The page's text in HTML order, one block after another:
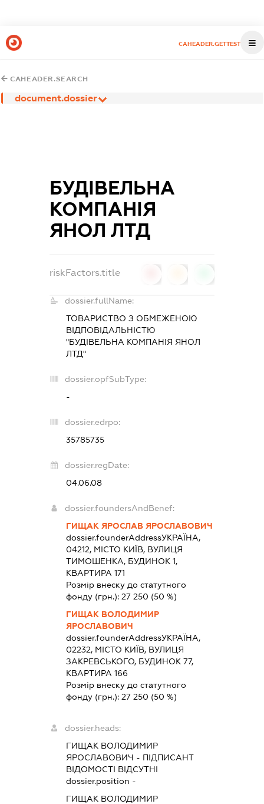
CAHEADER.GETTEST
CAHEADER.SEARCH
document.dossier
БУДІВЕЛЬНА
КОМПАНІЯ
ЯНОЛ ЛТД
riskFactors.title
dossier.fullName:
ТОВАРИСТВО З ОБМЕЖЕНОЮ
ВІДПОВІДАЛЬНІСТЮ
"БУДІВЕЛЬНА КОМПАНІЯ ЯНОЛ
ЛТД"
dossier.opfSubType:
-
dossier.edrpo:
35785735
dossier.regDate:
04.06.08
dossier.foundersAndBenef:
ГИЩАК ЯРОСЛАВ ЯРОСЛАВОВИЧ
dossier.founderAddressУКРАЇНА,
04212, МІСТО КИЇВ, ВУЛИЦЯ
ТИМОШЕНКА, БУДИНОК 1,
КВАРТИРА 171
Розмір внеску до статутного
фонду (грн.):27 250 (50 %)
ГИЩАК ВОЛОДИМИР
ЯРОСЛАВОВИЧ
dossier.founderAddressУКРАЇНА,
02232, МІСТО КИЇВ, ВУЛИЦЯ
ЗАКРЕВСЬКОГО, БУДИНОК 77,
КВАРТИРА 166
Розмір внеску до статутного
фонду (грн.):27 250 (50 %)
dossier.heads:
ГИЩАК ВОЛОДИМИР
ЯРОСЛАВОВИЧ - ПІДПИСАНТ
ВІДОМОСТІ ВІДСУТНІ
dossier.position -
ГИЩАК ВОЛОДИМИР